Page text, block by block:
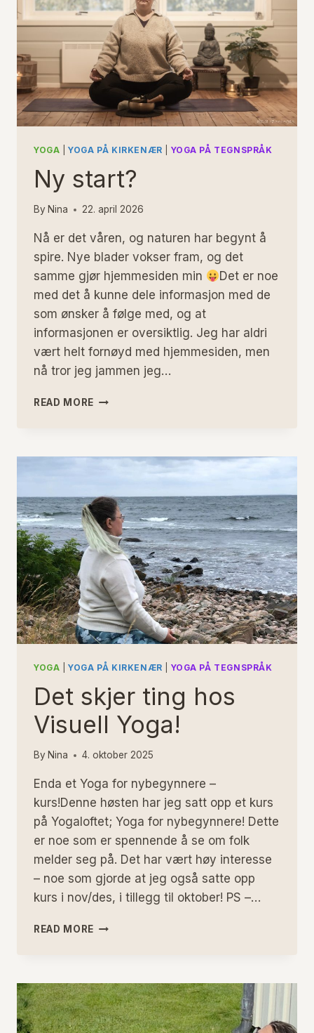
YOGA |YOGA PÅ KIRKENÆR YOGA PÅ TEGNSPRÅK
Ny start?
By Nina 22. april 2026
Nå er det våren, og naturen har begynt å
spire. Nye blader vokser fram, og det
samme gjør hjemmesiden min
Det er noe
med det å kunne dele informasjon med de
som ønsker å følge med, og at
informasjonen er oversiktlig. Jeg har aldri
vært helt fornøyd med hjemmesiden, men
nå tror jeg jammen jeg…
READ MORE NY
YOGA |YOGA PÅ KIRKENÆR YOGA PÅ TEGNSPRÅK
Det skjer ting hos
Visuell Yoga!
By Nina 4. oktober 2025
Enda et Yoga for nybegynnere –
kurs!Denne høsten har jeg satt opp et kurs
på Yogaloftet; Yoga for nybegynnere! Dette
er noe som er spennende å se om folk
melder seg på. Det har vært høy interesse
– noe som gjorde at jeg også satte opp
kurs i nov/des, i tillegg til oktober! PS –…
READ MORE DET
VISUELL
YOGA!